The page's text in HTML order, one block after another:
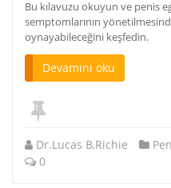
Bu kılavuzu okuyun ve penis
semptomlarının
oynayabileceğini keşfedin.
Devamını oku
Dr.Lucas B.Richie
0